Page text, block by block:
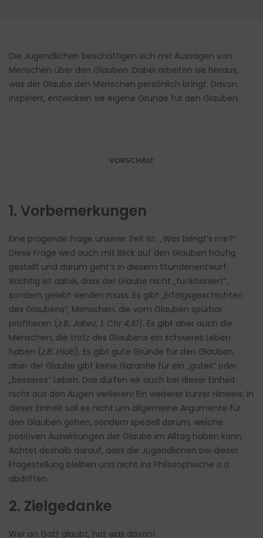
Die Jugendlichen beschäftigen sich mit Aussagen von
Menschen über den Glauben. Dabei arbeiten sie heraus,
was der Glaube den Menschen persönlich bringt. Davon
inspiriert, entwickeln sie eigene Gründe für den Glauben.
VORSCHAU:
1. Vorbemerkungen
Eine prägende Frage unserer Zeit ist: „Was bringt’s mir?“
Diese Frage wird auch mit Blick auf den Glauben häufig
gestellt und darum geht’s in diesem Stundenentwurf.
Wichtig ist dabei, dass der Glaube nicht „funktioniert“,
sondern gelebt werden muss. Es gibt „Erfolgsgeschichten
des Glaubens“, Menschen, die vom Glauben spürbar
profitieren (z.B. Jabez, 1. Chr 4,10). Es gibt aber auch die
Menschen, die trotz des Glaubens ein schweres Leben
haben (z.B. Hiob). Es gibt gute Gründe für den Glauben,
aber der Glaube gibt keine Garantie für ein „gutes“ oder
„besseres“ Leben. Das dürfen wir auch bei dieser Einheit
nicht aus den Augen verlieren! Ein weiterer kurzer Hinweis: In
dieser Einheit soll es nicht um allgemeine Argumente für
den Glauben gehen, sondern speziell darum, welche
positiven Auswirkungen der Glaube im Alltag haben kann.
Achtet deshalb darauf, dass die Jugendlichen bei dieser
Fragestellung bleiben und nicht ins Philosophische o.ä.
abdriften.
2. Zielgedanke
Wer an Gott glaubt, hat was davon!